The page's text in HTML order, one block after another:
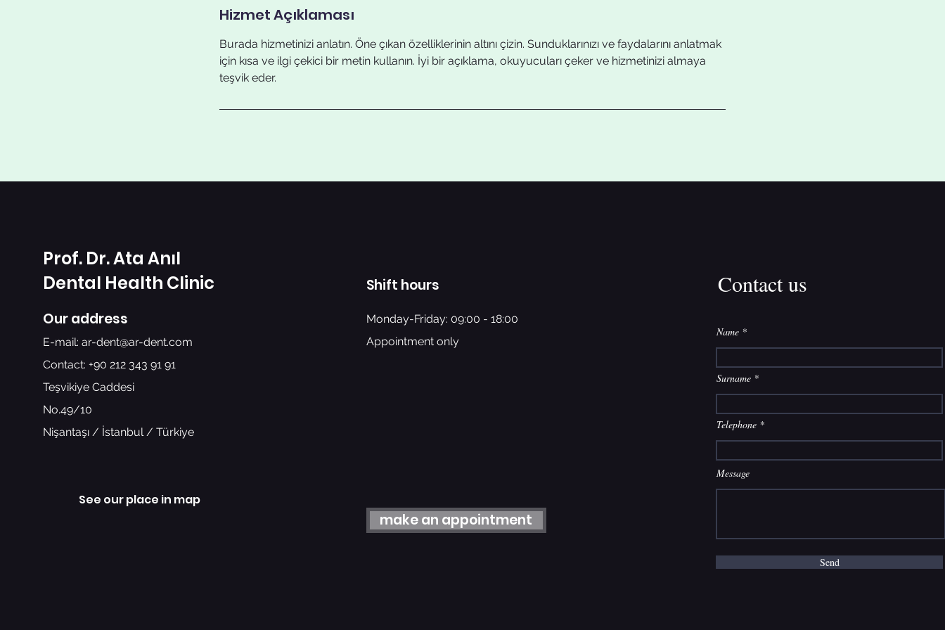
Hizmet Açıklaması
Burada hizmetinizi anlatın. Öne çıkan özelliklerinin altını çizin. Sunduklarınızı ve faydalarını anlatmak
için kısa ve ilgi çekici bir metin kullanın. İyi bir açıklama, okuyucuları çeker ve hizmetinizi almaya
teşvik eder.
Prof. Dr. Ata Anıl
Dental Health Clinic
Our address
E-mail: ar-dent@ar-dent.com
Contact: +90 212 343 91 91
Teşvikiye Caddesi
No.49/10
Nişantaşı / İstanbul / Türkiye
See our place in map
Shift hours
Monday-Friday: 09:00 - 18:00
Appointment only
make an appointment
Contact us
Name
Surname
Telephone
Message
Send